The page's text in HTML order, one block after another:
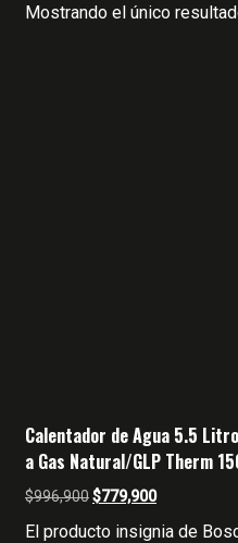
Mostrando el único
Calentador de Agua 5.5
a Gas Natural/GLP Therm
$996,900El
precio
$779,900El
precio
El producto insignia de